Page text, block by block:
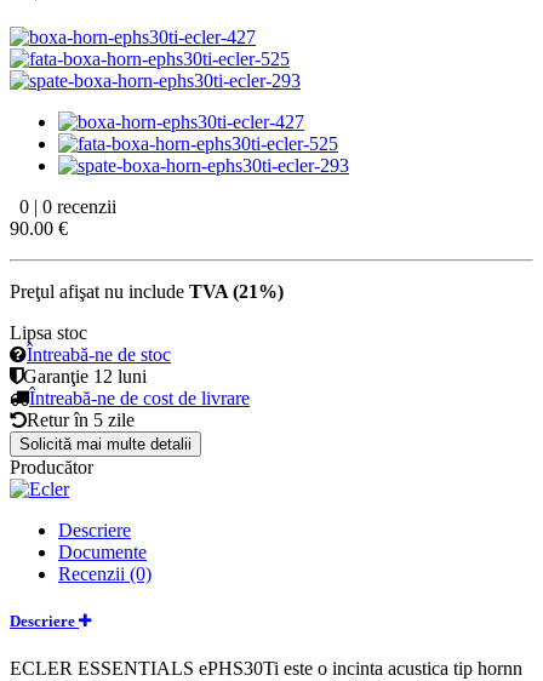
0 | 0 recenzii
90.00 €
Preţul afişat nu include TVA (21%)
Lipsa stoc
Întreabă-ne de stoc
Garanţie 12 luni
Întreabă-ne de cost de livrare
Retur în 5 zile
Solicită mai multe detalii
Producător
Descriere
Documente
Recenzii (0)
Descriere
ECLER ESSENTIALS ePHS30Ti este o incinta acustica tip hornn